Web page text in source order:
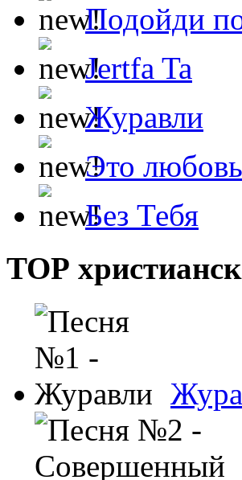
Подойди
Jertfa Ta
Журавли
Это
Без Тебя
ТОР